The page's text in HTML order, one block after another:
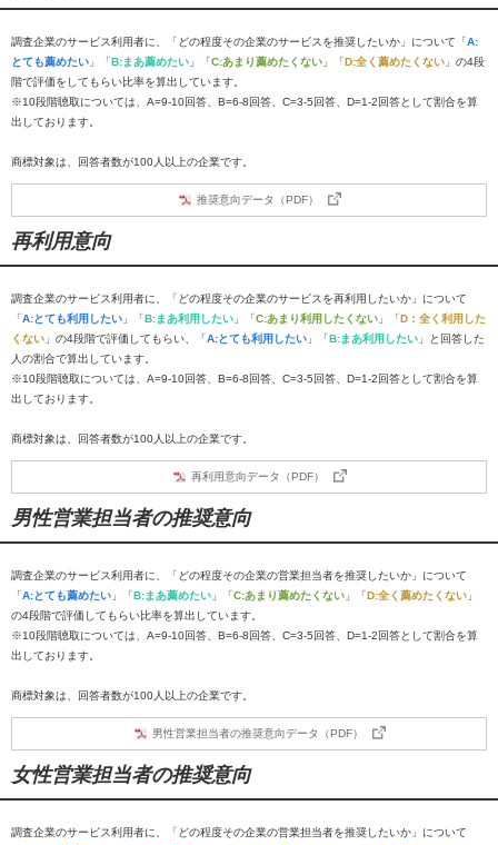
調査企業のサービス利用者に、「どの程度その企業のサービスを推奨したいか」について「A:
とても薦めたい 」「B:まあ薦めたい 」「C:あまり薦めたくない 」「D:全く薦めたくない 」の4段
階で評価をしてもらい比率を算出しています。
※10段階聴取については、A=9-10回答、B=6-8回答、C=3-5回答、D=1-2回答として割合を算
出しております。
商標対象は、回答者数が100人以上の企業です。
推奨意向データ（PDF）
再利用意向
調査企業のサービス利用者に、「どの程度その企業のサービスを再利用したいか」について
「A:とても利用したい 」「B:まあ利用したい 」「C:あまり利用したくない 」「D：全く利用した
くない 」の4段階で評価してもらい、「A:とても利用したい 」「B:まあ利用したい 」と回答した
人の割合で算出しています。
※10段階聴取については、A=9-10回答、B=6-8回答、C=3-5回答、D=1-2回答として割合を算
出しております。
商標対象は、回答者数が100人以上の企業です。
再利用意向データ（PDF）
男性営業担当者の推奨意向
調査企業のサービス利用者に、「どの程度その企業の営業担当者を推奨したいか」について
「A:とても薦めたい 」「B:まあ薦めたい 」「C:あまり薦めたくない 」「D:全く薦めたくない 」
の4段階で評価してもらい比率を算出しています。
※10段階聴取については、A=9-10回答、B=6-8回答、C=3-5回答、D=1-2回答として割合を算
出しております。
商標対象は、回答者数が100人以上の企業です。
男性営業担当者の推奨意向データ（PDF）
女性営業担当者の推奨意向
調査企業のサービス利用者に、「どの程度その企業の営業担当者を推奨したいか」について